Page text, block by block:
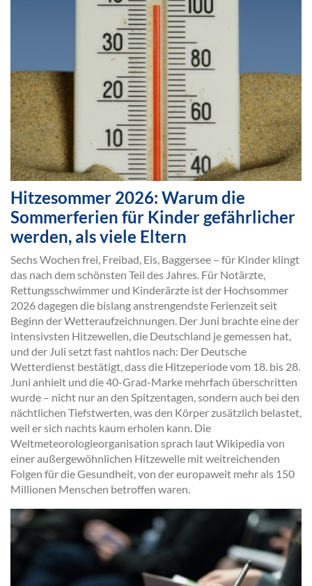
Hitzesommer 2026: Warum die
Sommerferien für Kinder gefährlicher
werden, als viele Eltern
Sechs Wochen frei, Freibad, Eis, Baggersee – für Kinder klingt
das nach dem schönsten Teil des Jahres. Für Notärzte,
Rettungsschwimmer und Kinderärzte ist der Hochsommer
2026 dagegen die bislang anstrengendste Ferienzeit seit
Beginn der Wetteraufzeichnungen. Der Juni brachte eine der
intensivsten Hitzewellen, die Deutschland je gemessen hat,
und der Juli setzt fast nahtlos nach: Der Deutsche
Wetterdienst bestätigt, dass die Hitzeperiode vom 18. bis 28.
Juni anhielt und die 40-Grad-Marke mehrfach überschritten
wurde – nicht nur an den Spitzentagen, sondern auch bei den
nächtlichen Tiefstwerten, was den Körper zusätzlich belastet,
weil er sich nachts kaum erholen kann. Die
Weltmeteorologieorganisation sprach laut Wikipedia von
einer außergewöhnlichen Hitzewelle mit weitreichenden
Folgen für die Gesundheit, von der europaweit mehr als 150
Millionen Menschen betroffen waren.